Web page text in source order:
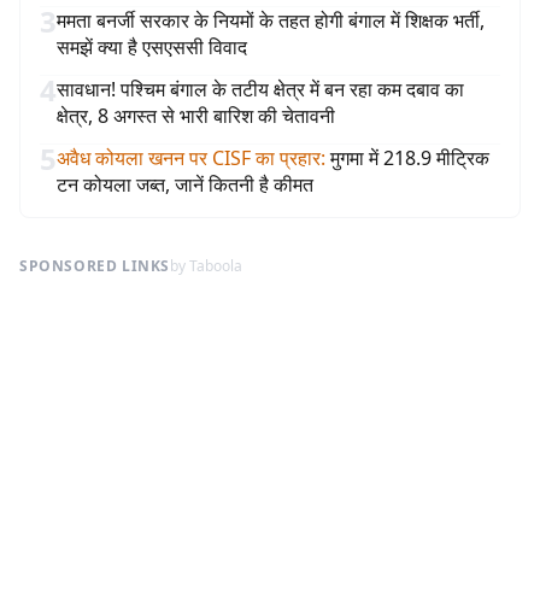
3ममता बनर्जी सरकार के नियमों के तहत होगी बंगाल में शिक्षक भर्ती,
समझें क्या है एसएससी विवाद
4सावधान! पश्चिम बंगाल के तटीय क्षेत्र में बन रहा कम दबाव का
क्षेत्र, 8 अगस्त से भारी बारिश की चेतावनी
5अवैध कोयला खनन पर CISF का प्रहार: मुगमा में 218.9 मीट्रिक
टन कोयला जब्त, जानें कितनी है कीमत
SPONSORED LINKSby Taboola